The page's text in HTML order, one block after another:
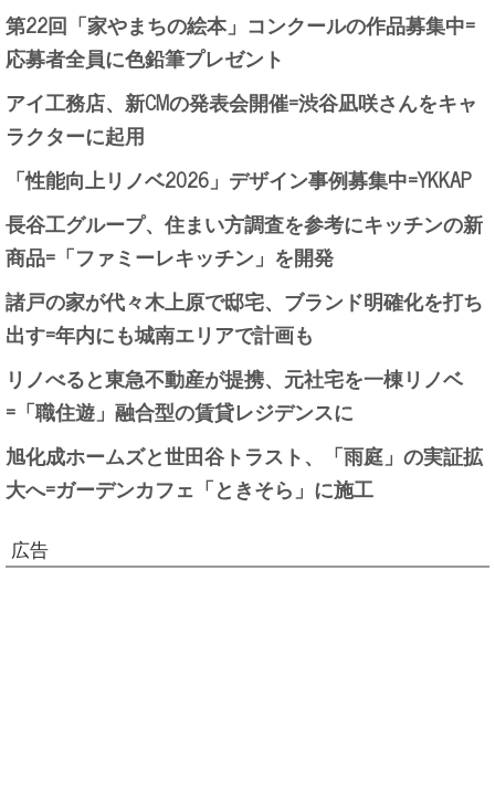
第22回「家やまちの絵本」コンクールの作品募集中=
応募者全員に色鉛筆プレゼント
アイ工務店、新CMの発表会開催=渋谷凪咲さんをキャ
ラクターに起用
「性能向上リノベ2026」デザイン事例募集中=YKKAP
長谷工グループ、住まい方調査を参考にキッチンの新
商品=「ファミーレキッチン」を開発
諸戸の家が代々木上原で邸宅、ブランド明確化を打ち
出す=年内にも城南エリアで計画も
リノべると東急不動産が提携、元社宅を一棟リノベ
=「職住遊」融合型の賃貸レジデンスに
旭化成ホームズと世田谷トラスト、「雨庭」の実証拡
大へ=ガーデンカフェ「ときそら」に施工
広告